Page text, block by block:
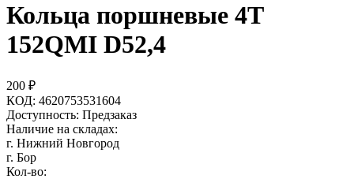
Кольца поршневые 4Т
152QMI D52,4
200 ₽
КОД: 4620753531604
Доступность: Предзаказ
Наличие на складах:
г. Нижний Новгород
г. Бор
Кол-во: